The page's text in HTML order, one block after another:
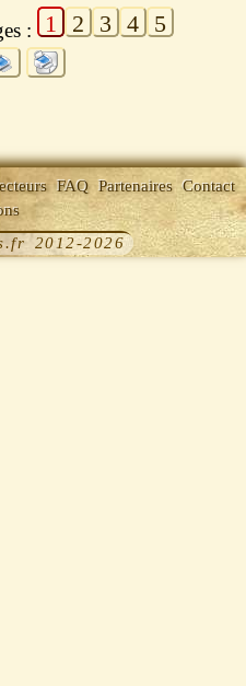
: 1 2 3 4 5
FAQ Partenaires Contact
2012-2026